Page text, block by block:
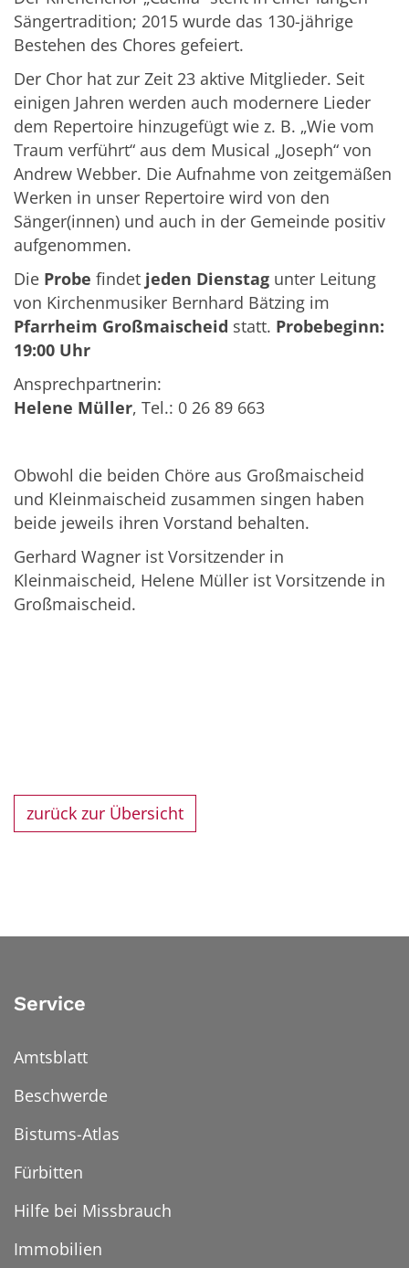
Sängertradition; 2015 wurde das 130-jährige
Bestehen des Chores gefeiert.
Der Chor hat zur Zeit 23 aktive Mitglieder. Seit
einigen Jahren werden auch modernere Lieder
dem Repertoire hinzugefügt wie z. B. „Wie vom
Traum verführt“ aus dem Musical „Joseph“ von
Andrew Webber. Die Aufnahme von zeitgemäßen
Werken in unser Repertoire wird von den
Sänger(innen) und auch in der Gemeinde positiv
aufgenommen.
Die Probe findet jeden Dienstag unter Leitung
von Kirchenmusiker Bernhard Bätzing im
Pfarrheim Großmaischeid statt. Probebeginn:
19:00 Uhr
Ansprechpartnerin:
Helene Müller, Tel.: 0 26 89 663
Obwohl die beiden Chöre aus Großmaischeid
und Kleinmaischeid zusammen singen haben
beide jeweils ihren Vorstand behalten.
Gerhard Wagner ist Vorsitzender in
Kleinmaischeid, Helene Müller ist Vorsitzende in
Großmaischeid.
zurück zur Übersicht
Service
Amtsblatt
Beschwerde
Bistums-Atlas
Fürbitten
Hilfe bei Missbrauch
Immobilien